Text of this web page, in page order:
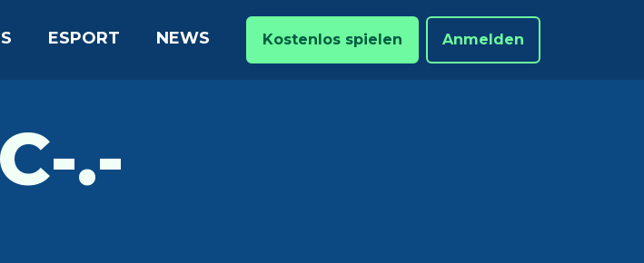
ESPORT NEWS Kostenlos spielen Anmelden
.-